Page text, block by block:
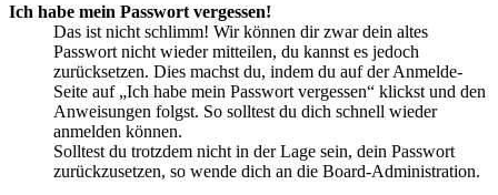
Ich habe mein Passwort vergessen!
Das ist nicht schlimm! Wir können dir zwar dein altes
Passwort nicht wieder mitteilen, du kannst es jedoch
zurücksetzen. Dies machst du, indem du auf der Anmelde-
Seite auf „Ich habe mein Passwort vergessen“ klickst und den
Anweisungen folgst. So solltest du dich schnell wieder
anmelden können.
Solltest du trotzdem nicht in der Lage sein, dein Passwort
zurückzusetzen, so wende dich an die Board-Administration.